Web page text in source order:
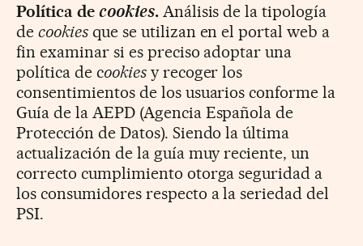
Política de cookies.Análisis de la tipología
de cookiesque se utilizan en el portal web a
fin examinar si es preciso adoptar una
política de cookiesy recoger los
consentimientos de los usuarios conforme la
Guía de la AEPD (Agencia Española de
Protección de Datos). Siendo la última
actualización de la guía muy reciente, un
correcto cumplimiento otorga seguridad a
los consumidores respecto a la seriedad del
PSI.